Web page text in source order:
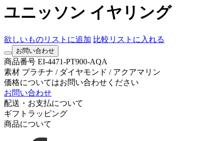
ユニッソン イヤリング
欲しいものリストに追加 比較リストに入れる
お問い合わせ
商品番号 EI-4471-PT900-AQA
素材 プラチナ / ダイヤモンド / アクアマリン
価格についてはお問い合わせください
お問い合わせ
配送・お支払について
ギフトラッピング
商品について